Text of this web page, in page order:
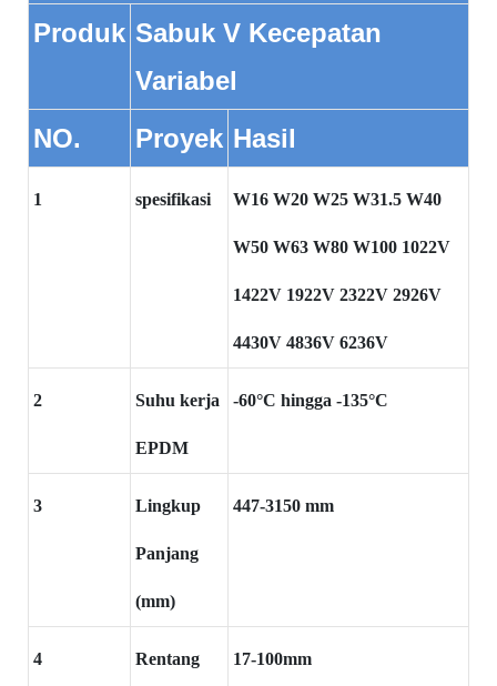
Produk Sabuk V Kecepatan
Variabel
NO.
Proyek Hasil
1 spesifikasi W16 W20 W25 W31.5 W40
W50 W63 W80 W100 1022V
1422V 1922V 2322V 2926V
4430V 4836V 6236V
2 Suhu kerja
EPDM
-60°C hingga -135°C
3 Lingkup
Panjang
(mm)
447-3150 mm
4 Rentang 17-100mm